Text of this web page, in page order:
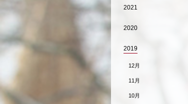
2021
2020
2019
12月
11月
10月